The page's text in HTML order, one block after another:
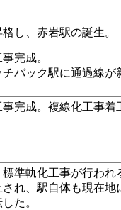
し、赤岩駅の誕生。
完成。
バック駅に通過線が
完成。複線化工事着
準軌化工事が行われ
れ、駅自体も現在地
た。